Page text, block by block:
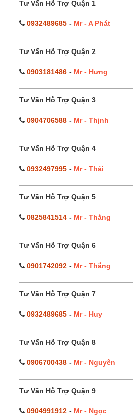
Tư Vấn Hỗ Trợ Quận 1
0932489685 - Mr - A Phát
Tư Vấn Hỗ Trợ Quận 2
0903181486 - Mr - Hưng
Tư Vấn Hỗ Trợ Quận 3
0904706588 - Mr - Thịnh
Tư Vấn Hỗ Trợ Quận 4
0932497995 - Mr - Thái
Tư Vấn Hỗ Trợ Quận 5
0825841514 - Mr - Thắng
Tư Vấn Hỗ Trợ Quận 6
0901742092 - Mr - Thắng
Tư Vấn Hỗ Trợ Quận 7
0932489685 - Mr - Huy
Tư Vấn Hỗ Trợ Quận 8
0906700438 - Mr - Nguyên
Tư Vấn Hỗ Trợ Quận 9
0904991912 - Mr - Ngọc